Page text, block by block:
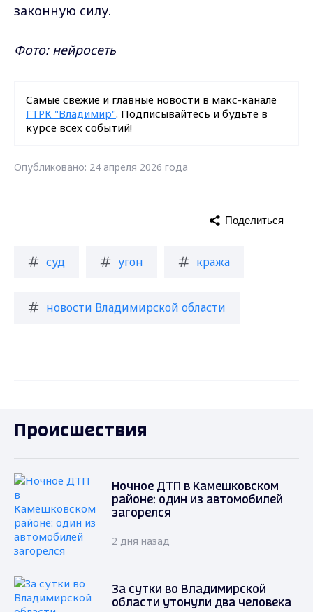
законную силу.
Фото: нейросеть
Самые свежие и главные новости в макс-канале
ГТРК "Владимир". Подписывайтесь и будьте в
курсе всех событий!
Опубликовано: 24 апреля 2026 года
суд угон кража
новости Владимирской области
Поделиться
Происшествия
Ночное ДТП в Камешковском
районе: один из автомобилей
загорелся
2 дня назад
За сутки во Владимирской
области утонули два человека